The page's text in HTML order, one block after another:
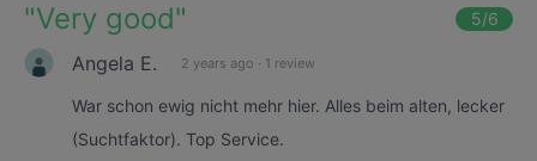
"Very good" 5/6
Angela E. 2 years ago · 1 review
War schon ewig nicht mehr hier. Alles beim alten, lecker
(Suchtfaktor). Top Service.